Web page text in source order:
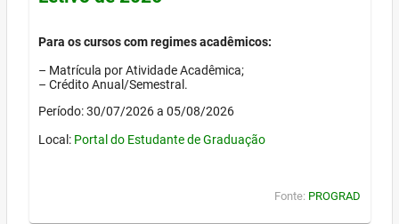
Para os cursos com regimes acadêmicos:
– Matrícula por Atividade Acadêmica;
– Crédito Anual/Semestral.
Período: 30/07/2026 a 05/08/2026
Local: Portal do Estudante de Graduação
Fonte: PROGRAD